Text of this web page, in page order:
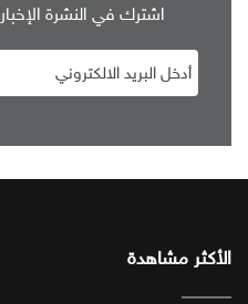
اشترك في النشرة
الأكثر مشاهدة